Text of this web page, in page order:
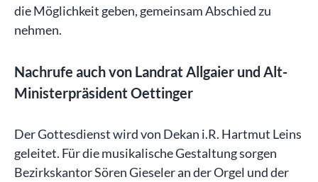
die Möglichkeit geben, gemeinsam Abschied zu
nehmen.
Nachrufe auch von Landrat Allgaier und Alt-
Ministerpräsident Oettinger
Der Gottesdienst wird von Dekan i.R. Hartmut Leins
geleitet. Für die musikalische Gestaltung sorgen
Bezirkskantor Sören Gieseler an der Orgel und der